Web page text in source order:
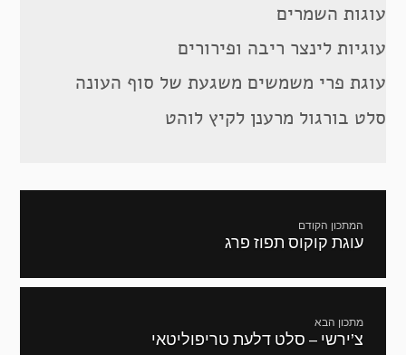
עוגות השמרים
עוגיות לינצר ריבה ופירורים
עוגת פרי משמשים משגעת של סוף העונה
סלט בורגול מרענן לקיץ לוהט
המתכון הקודם
מתכון
עוגת קוקוס תפוז פרג
מתכון הבא
המתכון
צ’ירשי – סלט דלעת טריפוליטאי